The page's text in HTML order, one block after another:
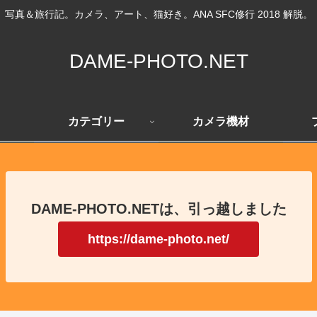
写真＆旅行記。カメラ、アート、猫好き。ANA SFC修行 2018 解脱。
DAME-PHOTO.NET
カテゴリー カメラ機材
DAME-PHOTO.NETは、引っ越しました
https://dame-photo.net/